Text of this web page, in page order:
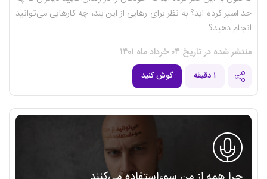
حد اسیر کرده اید؟ به نظر برای رهایی از این بند، چه کارهایی می‌توانید
انجام دهید؟
منتشر شده در تاریخ ۰۴ خرداد ماه ۱۴۰۱
۱ دقیقه گوش کنید